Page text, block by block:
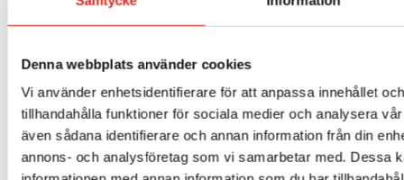
Denna webbplats använder cookies
Vi använder enhetsidentifierare för att anpassa innehållet
tillhandahålla funktioner för sociala medier och analysera
även sådana identifierare och annan information från din
annons- och analysföretag som vi samarbetar med. Dessa
SPA0001 – Sidoborste